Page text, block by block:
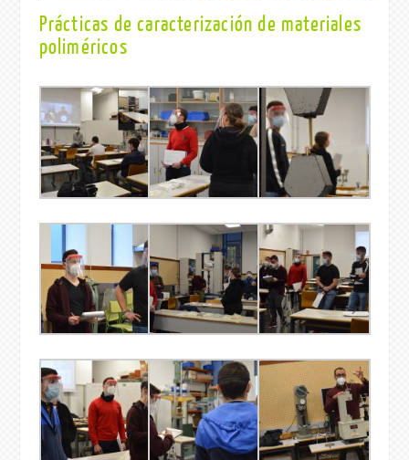
Prácticas de caracterización de materiales
poliméricos